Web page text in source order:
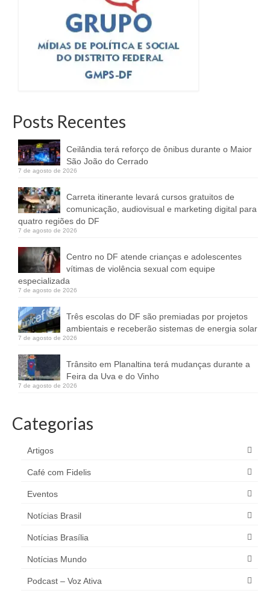
Posts Recentes
Ceilândia terá reforço de ônibus durante o Maior
São João do Cerrado
7 de agosto de 2026
Carreta itinerante levará cursos gratuitos de
comunicação, audiovisual e marketing digital para
quatro regiões do DF
7 de agosto de 2026
Centro no DF atende crianças e adolescentes
vítimas de violência sexual com equipe
especializada
7 de agosto de 2026
Três escolas do DF são premiadas por projetos
ambientais e receberão sistemas de energia solar
7 de agosto de 2026
Trânsito em Planaltina terá mudanças durante a
Feira da Uva e do Vinho
7 de agosto de 2026
Categorias
Artigos
Café com Fidelis
Eventos
Notícias Brasil
Notícias Brasília
Notícias Mundo
Podcast – Voz Ativa